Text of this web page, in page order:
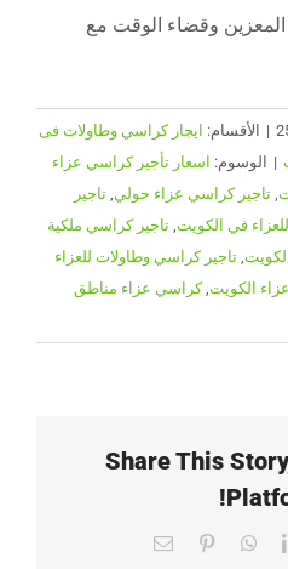
المعزين وقضاء الوقت مع
| الأقسام: ايجار كراسي وطاولات فى
| الوسوم: اسعار تأجير كراسي عزاء
, تاجير كراسي عزاء حولي, تاجير
في الكويت, تاجير كراسي ملكية
, تاجير كراسي وطاولات للعزاء
الكويت,كراسي عزاء مناطق
Share This
LinkedIn
WhatsApp
Pinterest
Email